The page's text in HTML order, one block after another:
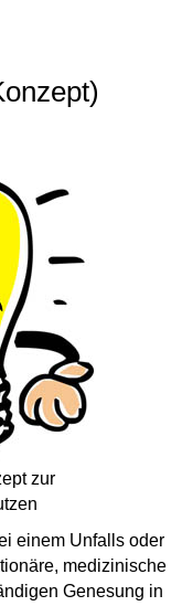
zur
einem Unfalls oder
medizinische
Genesung in